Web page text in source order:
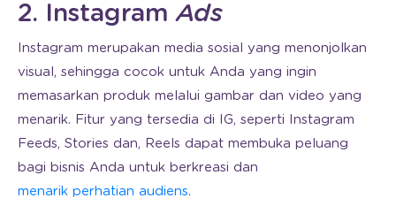
2. InstagramAds
Instagram merupakan media sosial yang menonjolkan
visual, sehingga cocok untuk Anda yang ingin
memasarkan produk melalui gambar dan video yang
menarik. Fitur yang tersedia di IG, seperti Instagram
Feeds, Stories dan, Reels dapat membuka peluang
bagi bisnis Anda untuk berkreasi dan
menarik perhatian audiens.